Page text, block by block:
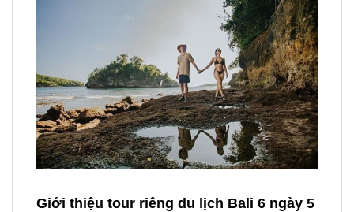
Giới thiệu tour riêng du lịch Bali 6 ngày 5